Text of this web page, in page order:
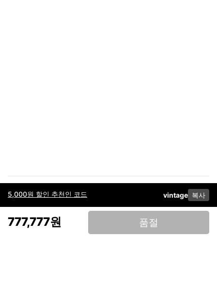
5,000원 할인 추천인 코드 vintage 복사
777,777원 품절
이용약관고객센터판매개인정보 처리방침사업자 정보다운로드